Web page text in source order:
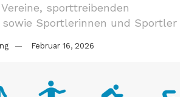
sporttreibenden
sowie Sportlerinnen und Sportler
Februar 16, 2026